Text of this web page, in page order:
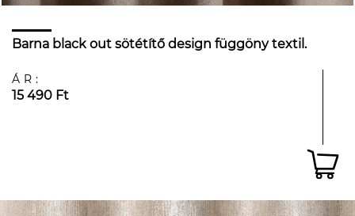
Barna black out sötétítő design függöny textil.
ÁR:
15 490 Ft